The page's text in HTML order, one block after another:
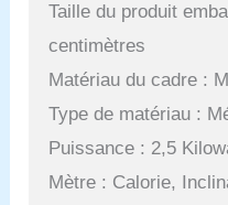
Taille du produit
centimètres
Matériau du cadre :
Type de matériau :
Puissance : 2,5
Mètre : Calorie,